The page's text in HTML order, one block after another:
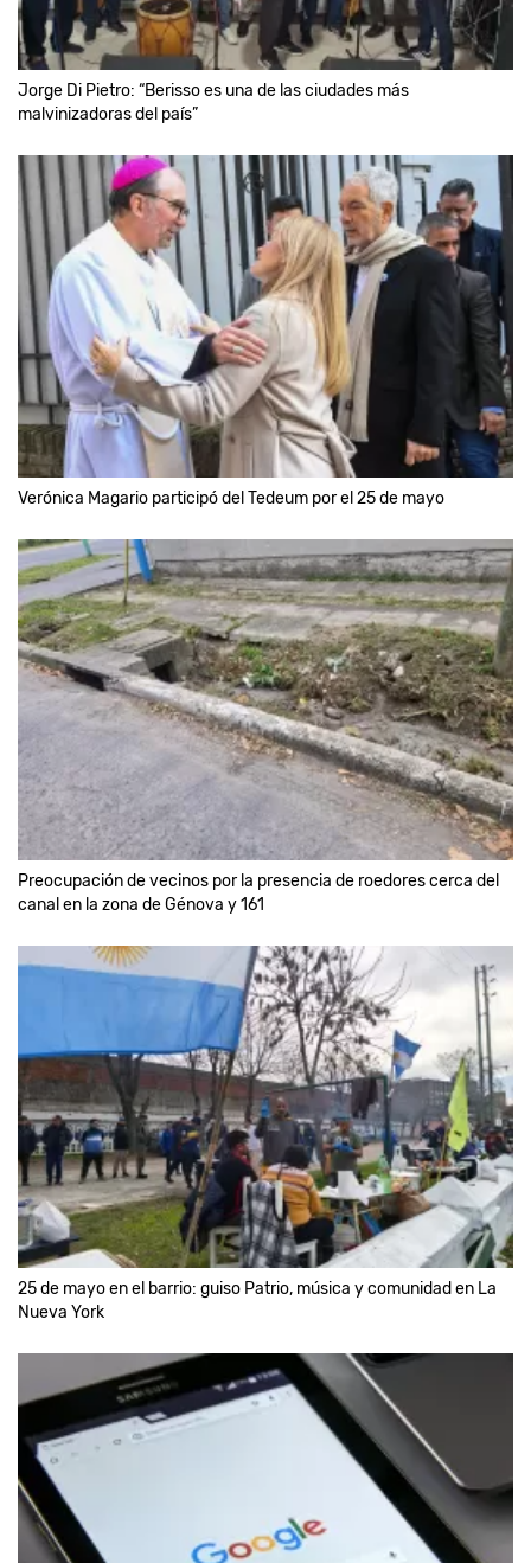
Jorge Di Pietro: “Berisso es una de las ciudades más
malvinizadoras del país”
Verónica Magario participó del Tedeum por el 25 de mayo
Preocupación de vecinos por la presencia de roedores cerca del
canal en la zona de Génova y 161
25 de mayo en el barrio: guiso Patrio, música y comunidad en La
Nueva York